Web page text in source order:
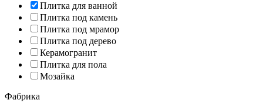
Плитка для ванной
Плитка под камень
Плитка под мрамор
Плитка под дерево
Керамогранит
Плитка для пола
Мозайка
Фабрика